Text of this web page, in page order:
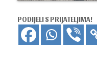
PODIJELI S PRIJATELJIMA!